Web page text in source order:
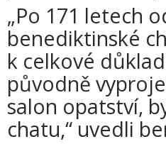
„Po 171 letech
benediktinské
k celkové
původně
salon opatství,
chatu,“ uvedli